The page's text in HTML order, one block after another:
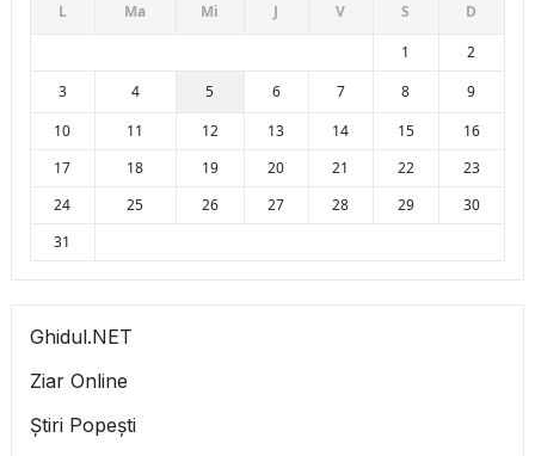
L Ma Mi J V S
D
1
2
3
4 5 6 7 8
9
10
11 12 13 14 15
16
17
18 19 20 21 22
23
24
25 26 27 28 29
30
31
Ghidul.NET
Ziar Online
Știri Popești